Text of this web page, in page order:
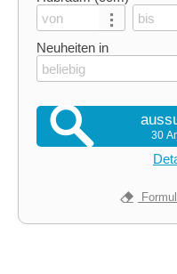
Neuheiten in
beliebig
30